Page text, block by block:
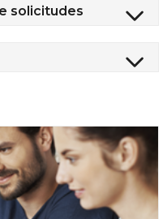
solicitudes